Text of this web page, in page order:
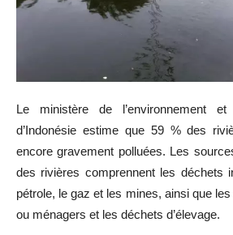
Le ministère de l’environnement
d’Indonésie estime que 59 % des
encore gravement polluées. Les
des rivières comprennent les déchets
pétrole, le gaz et les mines, ainsi que
ou ménagers et les déchets d’élevage.